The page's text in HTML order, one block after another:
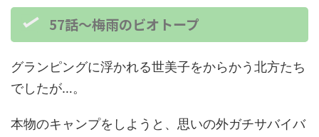
57話～梅雨のビオトープ
グランピングに浮かれる世美子をからかう北方たち
でしたが…。
本物のキャンプをしようと、思いの外ガチサバイバ